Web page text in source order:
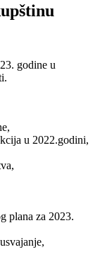
godine u
u 2022.godini,
plana za 2023.